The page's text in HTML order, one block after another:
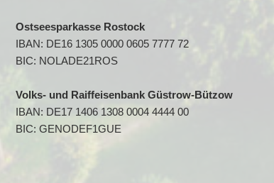
Ostseesparkasse Rostock
IBAN: DE16 1305 0000 0605 7777 72
BIC: NOLADE21ROS
Volks- und Raiffeisenbank Güstrow-Bützow
IBAN: DE17 1406 1308 0004 4444 00
BIC: GENODEF1GUE